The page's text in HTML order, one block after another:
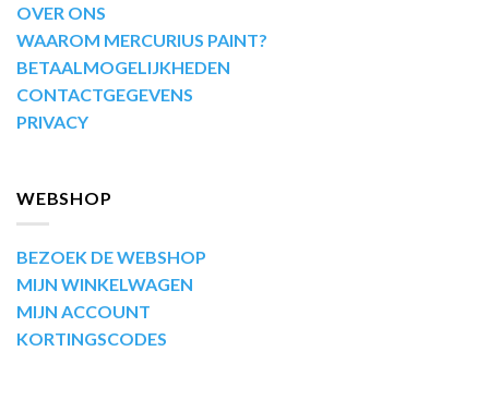
OVER ONS
WAAROM MERCURIUS PAINT?
BETAALMOGELIJKHEDEN
CONTACTGEGEVENS
PRIVACY
WEBSHOP
BEZOEK DE WEBSHOP
MIJN WINKELWAGEN
MIJN ACCOUNT
KORTINGSCODES